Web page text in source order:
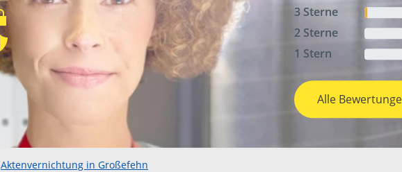
3 Sterne
2 Sterne
1 Stern
Alle
Aktenvernichtung in Großefehn